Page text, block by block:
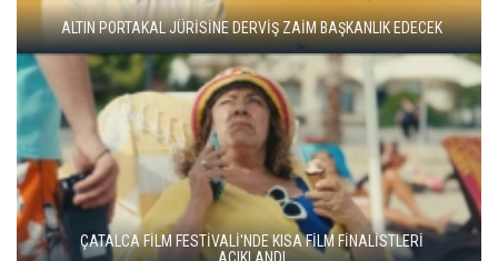
ADANA ALTIN KOZA'DA JÜRİ BAŞKANI ZUHAL OLCAY
YEŞİM USTAOĞLU'NUN "ARTAKALAN"I SAN SEBASTIÁN'DA